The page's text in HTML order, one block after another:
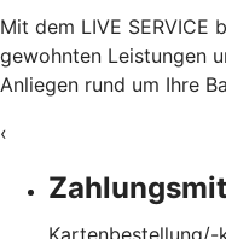
Mit dem LIVE SERVICE
gewohnten Leistungen
Anliegen rund um Ihre
‹